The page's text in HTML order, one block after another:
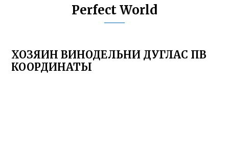
Perfect World
ХОЗЯИН ВИНОДЕЛЬНИ ДУГЛАС ПВ
КООРДИНАТЫ